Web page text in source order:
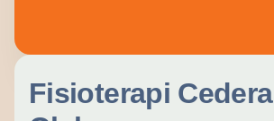
Fisioterapi Cedera